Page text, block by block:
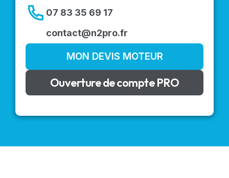
07 83 35 69 17
contact@n2pro.fr
MON DEVIS MOTEUR
Ouverture de compte PRO